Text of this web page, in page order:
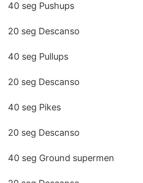
40 seg Pushups
20 seg Descanso
40 seg Pullups
20 seg Descanso
40 seg Pikes
20 seg Descanso
40 seg Ground supermen